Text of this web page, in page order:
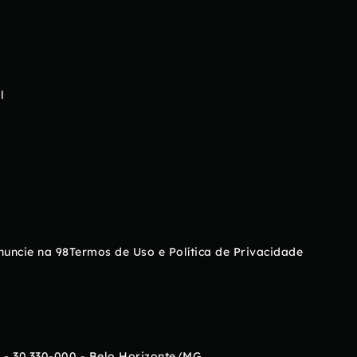
na 98Termos de Uso e Política de Privacidade